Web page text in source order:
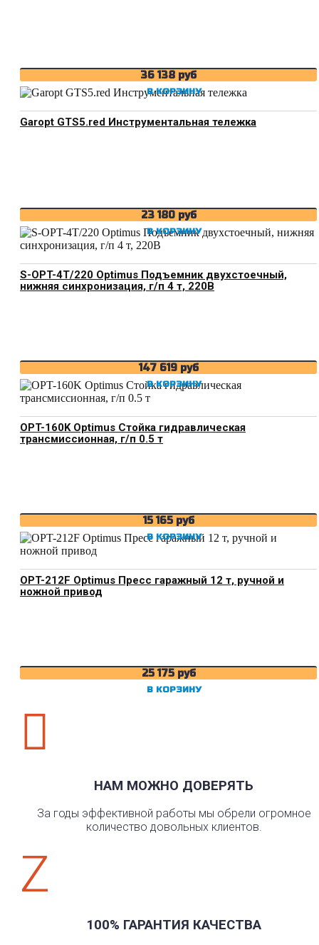
36 138 руб
В КОРЗИНУ
Garopt GTS5.red Инструментальная тележка
23 180 руб
В КОРЗИНУ
S-OPT-4T/220 Optimus Подъемник двухстоечный,
нижняя синхронизация, г/п 4 т, 220В
147 619 руб
В КОРЗИНУ
OPT-160K Optimus Стойка гидравлическая
трансмиссионная, г/п 0.5 т
15 165 руб
В КОРЗИНУ
OPT-212F Optimus Пресс гаражный 12 т, ручной и
ножной привод
25 175 руб
В КОРЗИНУ

НАМ МОЖНО ДОВЕРЯТЬ
За годы эффективной работы мы обрели огромное
количество довольных клиентов.
Z
100% ГАРАНТИЯ КАЧЕСТВА